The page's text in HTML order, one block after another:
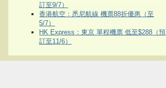
訂至9/7）
香港航空：悉尼航線 機票88折優惠（至
5/7）
HK Express：東京 單程機票 低至$288（預
訂至11/6）